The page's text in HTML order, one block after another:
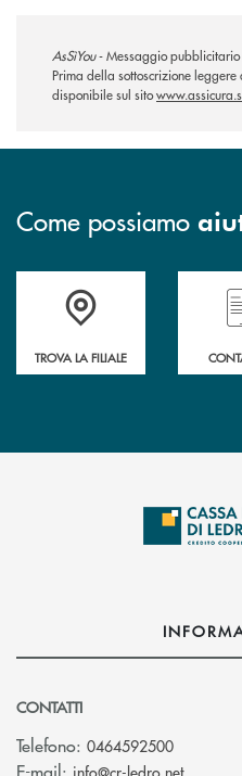
AsSìYou- Messaggio
Prima della sottoscrizione
disponibile sul sito
Come possiamo
Accedi all' elenco completo delle
TROVA LA FILIALE
Hai
CONTATTI
Telefono: 0464592500
(si apre